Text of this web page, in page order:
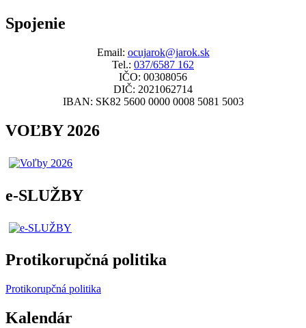
Spojenie
Email: ocujarok@jarok.sk
Tel.: 037/6587 162
IČO: 00308056
DIČ: 2021062714
IBAN: SK82 5600 0000 0008 5081 5003
VOĽBY 2026
e-SLUŽBY
Protikorupčná politika
Protikorupčná politika
Kalendár